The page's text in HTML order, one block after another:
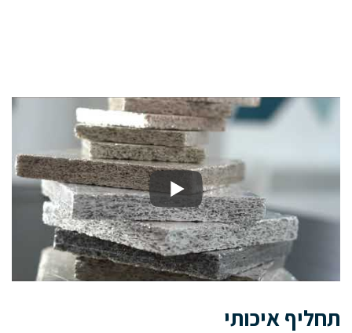
תחליף איכותי